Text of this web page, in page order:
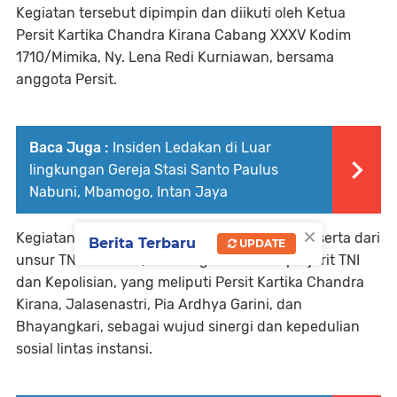
Kegiatan tersebut dipimpin dan diikuti oleh Ketua
Persit Kartika Chandra Kirana Cabang XXXV Kodim
1710/Mimika, Ny. Lena Redi Kurniawan, bersama
anggota Persit.
Baca Juga : Insiden Ledakan di Luar
lingkungan Gereja Stasi Santo Paulus
Nabuni, Mbamogo, Intan Jaya
Kegiatan donor darah tersebut diikuti oleh peserta dari
unsur TNI dan Polri, serta organisasi istri prajurit TNI
dan Kepolisian, yang meliputi Persit Kartika Chandra
Kirana, Jalasenastri, Pia Ardhya Garini, dan
Bhayangkari, sebagai wujud sinergi dan kepedulian
sosial lintas instansi.
×
Berita Terbaru UPDATE